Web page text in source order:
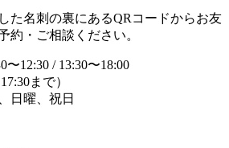
た名刺の裏にあるQRコードからお友
約・ご相談ください。
〜12:30 / 13:30〜18:00
まで）
日曜、祝日